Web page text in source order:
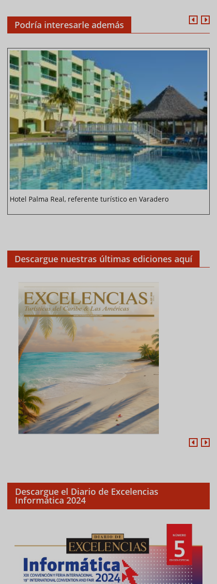
Podría interesarle además
Hotel Palma Real, referente turístico en Varadero
Descargue nuestras últimas ediciones aquí
Descargue el Diario de Excelencias
Informática 2024